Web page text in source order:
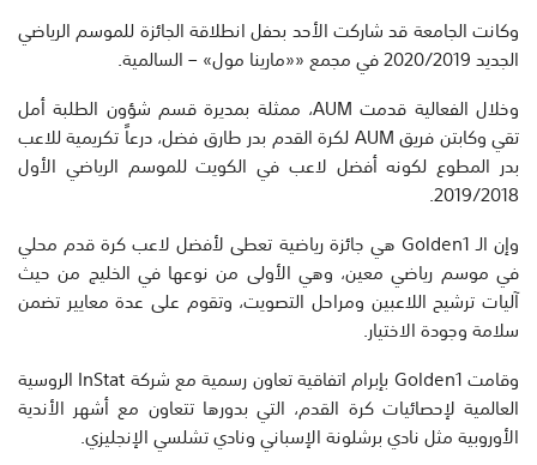
وكانت الجامعة قد شاركت الأحد بحفل انطلاقة الجائزة للموسم الرياضي
الجديد 2020/2019 في مجمع ««مارينا مول» – السالمية.
وخلال الفعالية قدمت AUM، ممثلة بمديرة قسم شؤون الطلبة أمل
تقي وكابتن فريق AUM لكرة القدم بدر طارق فضل، درعاً تكريمية للاعب
بدر المطوع لكونه أفضل لاعب في الكويت للموسم الرياضي الأول
2019/2018.
وإن الـ Golden1 هي جائزة رياضية تعطى لأفضل لاعب كرة قدم محلي
في موسم رياضي معين، وهي الأولى من نوعها في الخليج من حيث
آليات ترشيح اللاعبين ومراحل التصويت، وتقوم على عدة معايير تضمن
سلامة وجودة الاختيار.
وقامت Golden1 بإبرام اتفاقية تعاون رسمية مع شركة InStat الروسية
العالمية لإحصائيات كرة القدم، التي بدورها تتعاون مع أشهر الأندية
الأوروبية مثل نادي برشلونة الإسباني ونادي تشلسي الإنجليزي.